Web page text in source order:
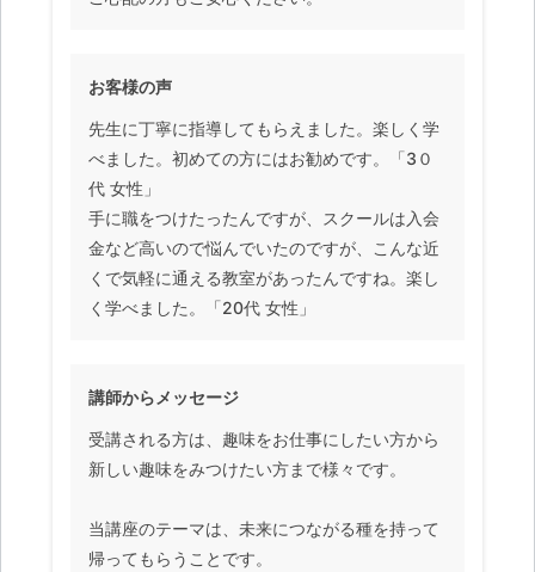
お客様の声
先生に丁寧に指導してもらえました。楽しく学
べました。初めての方にはお勧めです。「3０
代 女性」
手に職をつけたったんですが、スクールは入会
金など高いので悩んでいたのですが、こんな近
くで気軽に通える教室があったんですね。楽し
く学べました。「20代 女性」
講師からメッセージ
受講される方は、趣味をお仕事にしたい方から
新しい趣味をみつけたい方まで様々です。
当講座のテーマは、未来につながる種を持って
帰ってもらうことです。